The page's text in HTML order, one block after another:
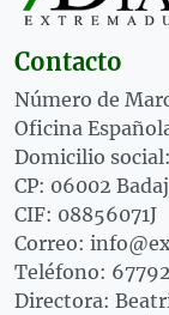
Contacto
Número de
Oficina
Domicilio
CP: 06002
CIF: 08856071J
Correo:
Teléfono:
Directora: